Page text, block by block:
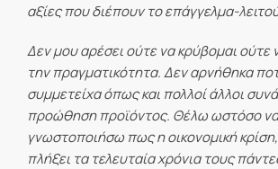
αξίες που διέπουν το επάγγελμα-
Δεν μου αρέσει ούτε να κρύβομαι
την πραγματικότητα. Δεν αρνήθηκα
συμμετείχα όπως και πολλοί άλλοι
προώθηση προϊόντος. Θέλω ωστόσο
γνωστοποιήσω πως η οικονομική
πλήξει τα τελευταία χρόνια τους